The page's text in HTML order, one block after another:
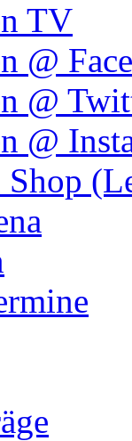
TV
@
@
@